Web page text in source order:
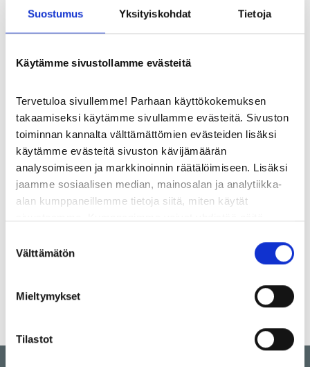
Suostumus Yksityiskohdat Tietoja
Käytämme sivustollamme evästeitä
Tervetuloa sivullemme! Parhaan käyttökokemuksen
takaamiseksi käytämme sivullamme evästeitä. Sivuston
toiminnan kannalta välttämättömien evästeiden lisäksi
käytämme evästeitä sivuston kävijämäärän
analysoimiseen ja markkinoinnin räätälöimiseen. Lisäksi
jaamme sosiaalisen median, mainosalan ja analytiikka-
alan kumppaneillemme tietoja siitä, miten käytät
kerätty, kun olet käyttänyt heidän palvelujaan.
kiinnostuksen kohteista sen perusteella millaisilla
Network -verkostossa sekä tämän datan perusteella
arvioi kävijän demografia-tietoja. Google Analyticsiin
valinta
Välttämätön
Mieltymykset
Tilastot
HIEKATAIDETTA SYNTYY SILMIESI EDESSÄ VETURISSA – TERVETULOA SEURAAMAAN!
päällä!
LEMMIKIT OVAT TERVETULLEITA VETURIIN – MYÖS KESÄMATKALLA!
Lemmikki mukana matkassa? Veturi tarjoaa
sujuvan pysähdyksen myös nelijalkaisille